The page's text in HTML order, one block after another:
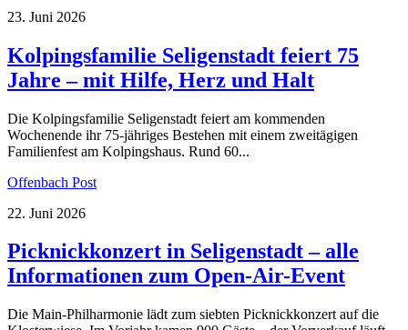
23. Juni 2026
Kolpingsfamilie Seligenstadt feiert 75
Jahre – mit Hilfe, Herz und Halt
Die Kolpingsfamilie Seligenstadt feiert am kommenden
Wochenende ihr 75-jähriges Bestehen mit einem zweitägigen
Familienfest am Kolpingshaus. Rund 60...
Offenbach Post
22. Juni 2026
Picknickkonzert in Seligenstadt – alle
Informationen zum Open-Air-Event
Die Main-Philharmonie lädt zum siebten Picknickkonzert auf die